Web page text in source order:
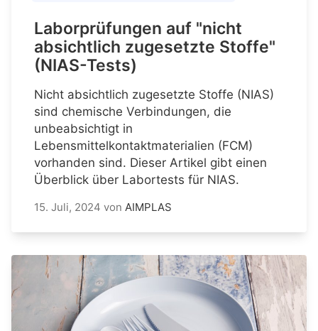
Laborprüfungen auf "nicht
absichtlich zugesetzte Stoffe"
(NIAS-Tests)
Nicht absichtlich zugesetzte Stoffe (NIAS)
sind chemische Verbindungen, die
unbeabsichtigt in
Lebensmittelkontaktmaterialien (FCM)
vorhanden sind. Dieser Artikel gibt einen
Überblick über Labortests für NIAS.
15. Juli, 2024 von AIMPLAS